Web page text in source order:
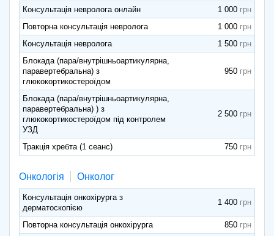
Консультація невролога онлайн
1 000
Повторна консультація невролога
1 000
Консультація невролога
1 500
Блокада (пара/внутрішньоартикулярна,
паравертебральна) з
глюкокортикостероїдом
950
Блокада (пара/внутрішньоартикулярна,
паравертебральна) ) з
глюкокортикостероїдом під контролем
УЗД
2 500
Тракція хребта (1 сеанс) 750
Онкологія Онколог
Консультація онкохірурга з
дерматоскопією
1 400
Повторна консультація онкохірурга
850